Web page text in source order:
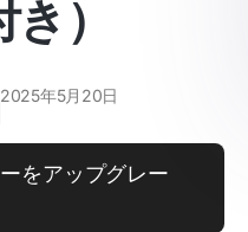
）
2025年5月20日
をアップグレー